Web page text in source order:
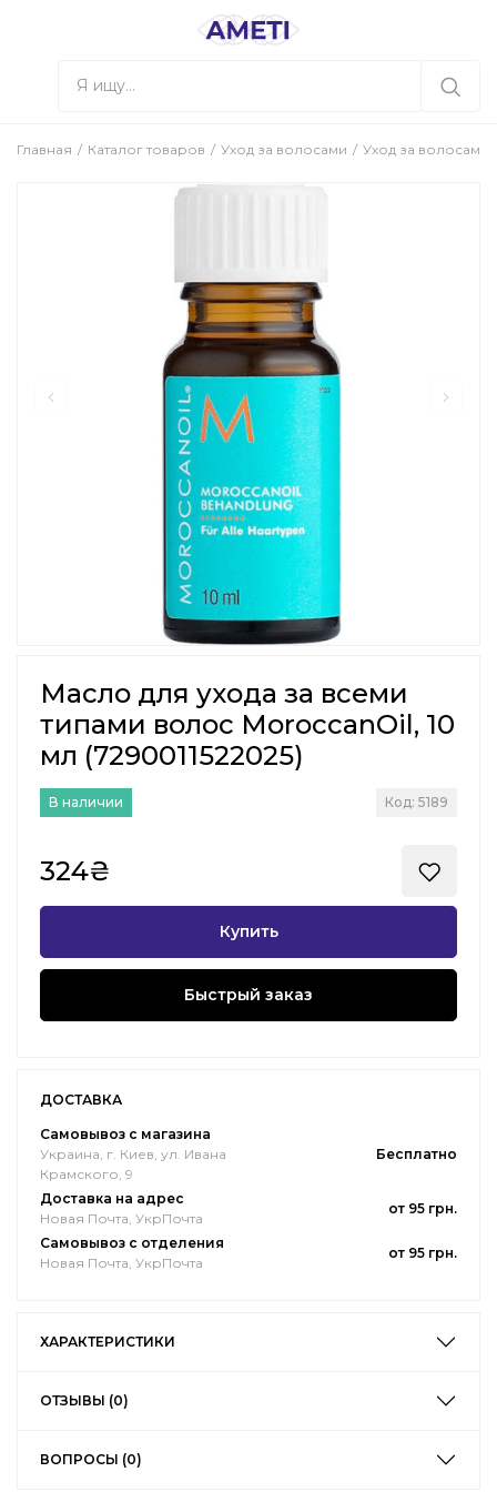
Главная Каталог товаров Уход за волосами Уход за волосами
Масло для ухода за всеми
типами волос MoroccanOil, 10
мл (7290011522025)
В наличии Код: 5189
324₴
Купить
Быстрый заказ
ДОСТАВКА
Самовывоз с магазина
Украина, г. Киев, ул. Ивана
Крамского, 9
Бесплатно
Доставка на адрес
Новая Почта, УкрПочта
от 95 грн.
Самовывоз с отделения
Новая Почта, УкрПочта
от 95 грн.
ХАРАКТЕРИСТИКИ
ОТЗЫВЫ (0)
ВОПРОСЫ (0)